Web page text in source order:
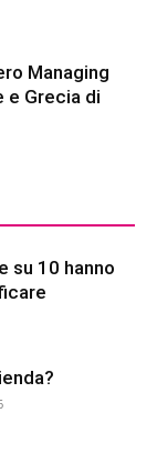
Managing
e Grecia di
su 10 hanno